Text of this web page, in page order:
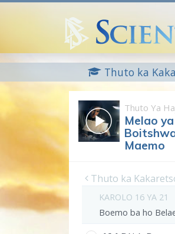
Thuto ka
Thuto Ya
Melao ya
Maemo
Thuto ka
KAROLO 16 YA 21
Boemo ba ho